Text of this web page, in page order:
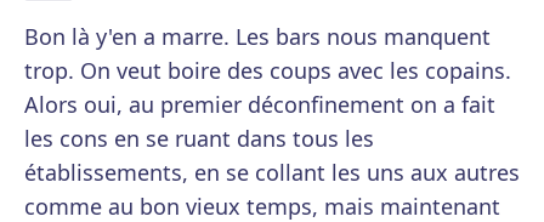
Bon là y'en a marre. Les bars nous manquent
trop. On veut boire des coups avec les copains.
Alors oui, au premier déconfinement on a fait
les cons en se ruant dans tous les
établissements, en se collant les uns aux autres
comme au bon vieux temps, mais maintenant